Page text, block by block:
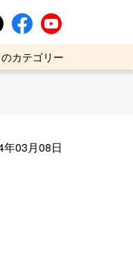
年03月08日